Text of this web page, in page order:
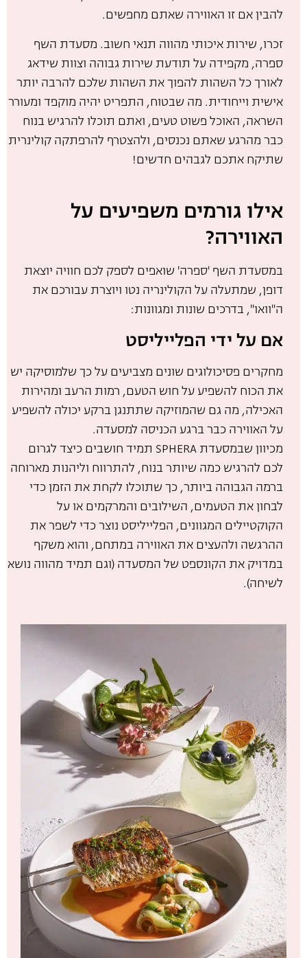
להבין אם זו האווירה שאתם מחפשים.
זכרו, שירות איכותי מהווה תנאי חשוב. מסעדת השף
ספרה, מקפידה על תודעת שירות גבוהה וצוות שידאג
לאורך כל השהות להפוך את השהות שלכם להרבה יותר
אישית וייחודית. מה שבטוח, התפריט יהיה מוקפד ומעורר
השראה, האוכל פשוט טעים, ואתם תוכלו להרגיש בנוח
כבר מהרגע שאתם נכנסים, ולהצטרף להרפתקה קולינרית
שתיקח אתכם לגבהים חדשים!
אילו גורמים משפיעים על
האווירה?
במסעדת השף 'ספרה' שואפים לספק לכם חוויה יוצאת
דופן, שמתעלה על הקולינריה נטו ויוצרת עבורכם את
ה"וואו", בדרכים שונות ומגוונות:
אם על ידי הפלייליסט
מחקרים פסיכולוגים שונים מצביעים על כך שלמוסיקה יש
את הכוח להשפיע על חוש הטעם, רמות הרעב ומהירות
האכילה, מה גם שהמוזיקה שתתנגן ברקע יכולה להשפיע
על האווירה כבר ברגע הכניסה למסעדה.
מכיוון שבמסעדת SPHERA תמיד חושבים כיצד לגרום
לכם להרגיש כמה שיותר בנוח, להתרווח וליהנות מארוחה
ברמה הגבוהה ביותר, כך שתוכלו לקחת את הזמן כדי
לבחון את הטעמים, השילובים והמרקמים או על
הקוקטיילים המגוונים, הפלייליסט נוצר כדי לשפר את
ההרגשה ולהעצים את האווירה במתחם, והוא משקף
במדויק את הקונספט של המסעדה (וגם תמיד מהווה נושא
לשיחה).